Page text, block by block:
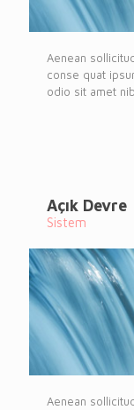
Aenean
conse quat
odio sit amet
Açık Devre
Sistem
Aenean